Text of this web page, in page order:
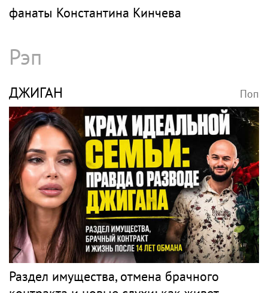
Молодой человек, который был на отдыхе
с Агузаровой, опроверг роман с певицей
КИНЧЕВ Поп